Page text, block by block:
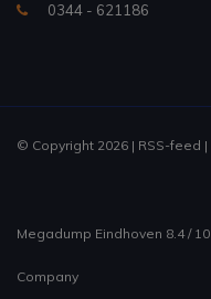
0344 - 621186
© Copyright 2026 | RSS-feed |
Megadump Eindhoven 8.4/ 10
Company